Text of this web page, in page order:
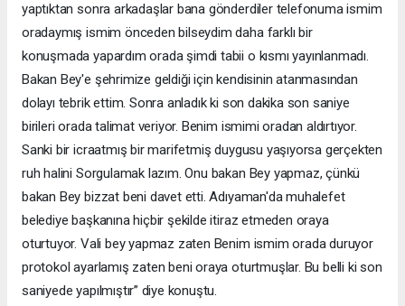
yaptıktan sonra arkadaşlar bana gönderdiler telefonuma ismim
oradaymış ismim önceden bilseydim daha farklı bir
konuşmada yapardım orada şimdi tabii o kısmı yayınlanmadı.
Bakan Bey'e şehrimize geldiği için kendisinin atanmasından
dolayı tebrik ettim. Sonra anladık ki son dakika son saniye
birileri orada talimat veriyor. Benim ismimi oradan aldırtıyor.
Sanki bir icraatmış bir marifetmiş duygusu yaşıyorsa gerçekten
ruh halini Sorgulamak lazım. Onu bakan Bey yapmaz, çünkü
bakan Bey bizzat beni davet etti. Adıyaman'da muhalefet
belediye başkanına hiçbir şekilde itiraz etmeden oraya
oturtuyor. Vali bey yapmaz zaten Benim ismim orada duruyor
protokol ayarlamış zaten beni oraya oturtmuşlar. Bu belli ki son
saniyede yapılmıştır’’ diye konuştu.